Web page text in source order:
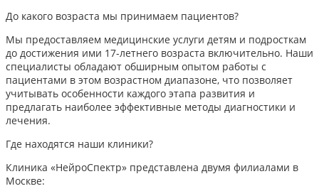
До какого возраста мы принимаем пациентов?
Мы предоставляем медицинские услуги детям и подросткам
до достижения ими 17-летнего возраста включительно. Наши
специалисты обладают обширным опытом работы с
пациентами в этом возрастном диапазоне, что позволяет
учитывать особенности каждого этапа развития и
предлагать наиболее эффективные методы диагностики и
лечения.​
Где находятся наши клиники?
Клиника «НейроСпектр» представлена двумя филиалами в
Москве:​